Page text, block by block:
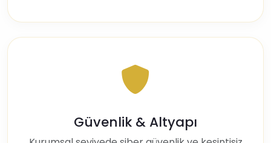
Güvenlik & Altyapı